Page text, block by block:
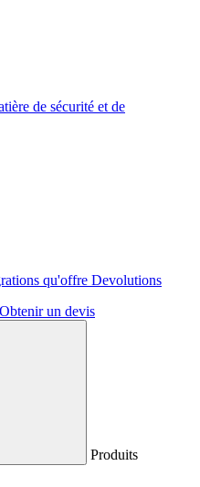
de sécurité et de
qu'offre Devolutions
Obtenir un devis
Produits